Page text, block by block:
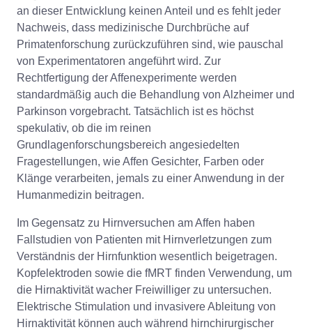
an dieser Entwicklung keinen Anteil und es fehlt jeder
Nachweis, dass medizinische Durchbrüche auf
Primatenforschung zurückzuführen sind, wie pauschal
von Experimentatoren angeführt wird. Zur
Rechtfertigung der Affenexperimente werden
standardmäßig auch die Behandlung von Alzheimer und
Parkinson vorgebracht. Tatsächlich ist es höchst
spekulativ, ob die im reinen
Grundlagenforschungsbereich angesiedelten
Fragestellungen, wie Affen Gesichter, Farben oder
Klänge verarbeiten, jemals zu einer Anwendung in der
Humanmedizin beitragen.
Im Gegensatz zu Hirnversuchen am Affen haben
Fallstudien von Patienten mit Hirnverletzungen zum
Verständnis der Hirnfunktion wesentlich beigetragen.
Kopfelektroden sowie die fMRT finden Verwendung, um
die Hirnaktivität wacher Freiwilliger zu untersuchen.
Elektrische Stimulation und invasivere Ableitung von
Hirnaktivität können auch während hirnchirurgischer